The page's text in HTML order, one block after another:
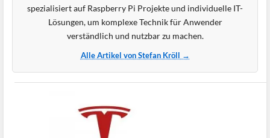
spezialisiert auf Raspberry Pi Projekte und individuelle IT-
Lösungen, um komplexe Technik für Anwender
verständlich und nutzbar zu machen.
Alle Artikel von Stefan Kröll →